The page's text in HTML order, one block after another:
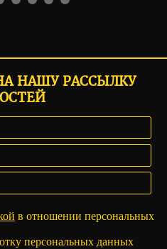
НАШУ РАССЫЛКУ
в отношении персональных
персональных данных